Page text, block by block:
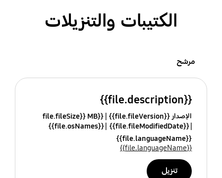
الكتيبات والتنزيلات
مرشح
{{file.description}}
الإصدار {{file.fileVersion}}
{{file.fileSize}} MB
{{file.fileModifiedDate}}
{{file.osNames}}
{{file.languageName}}
{{file.languageName}}
تنزيل